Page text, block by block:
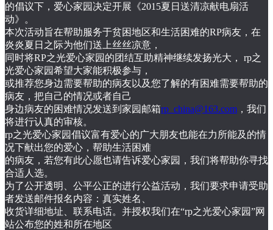
的倡议下，爱心家园决定开展《2015夏日送清凉献电扇活
动》。
本次活动旨在帮助服务于贫困地区和生活困难的RP病友，在
炎炎夏日之际为他们送上丝丝凉意，
同时将RP之光爱心家园的团结互助精神继续发扬光大， rp之
光爱心家园希望大家能积极参与，
或推荐您身边需要帮助的病友以及您了解的有困难需要帮助的
病友，把自己的情况或者自己
身边病友的困难情况发送到家园邮箱rp_china@163.com ，我们
将进行认真的审核。
rp之光爱心家园倡议富有爱心的广大朋友也能在力所能及的情
况下献出您的爱心，帮助生活困难
的病友，若您有此心愿也请告诉爱心家园，我们将帮助你寻找
合适人选。
为了公开透明、公平公正的进行公益活动，我们要求申请受助
者发送邮件报名内容：真实姓名、
收货详细地址、联系电话。并授权我们在“rp之光爱心家园”网
站公布您的姓和所在地区